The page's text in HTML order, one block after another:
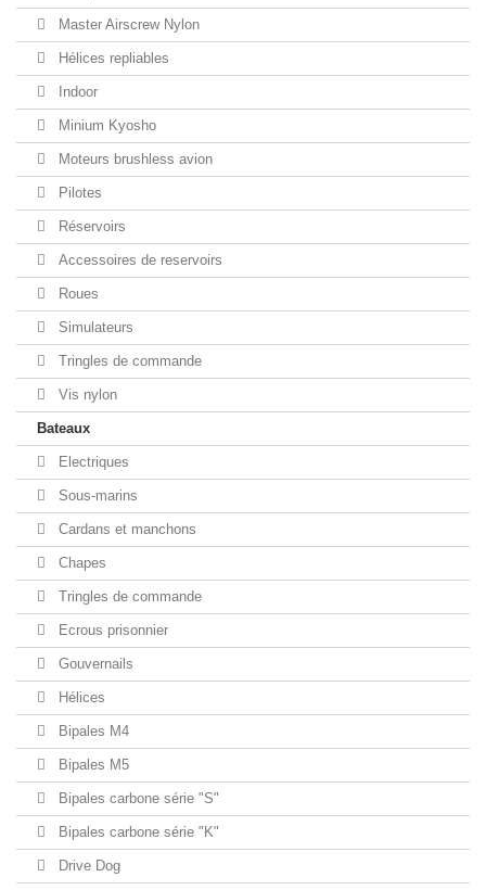
Master Airscrew Nylon
Hélices repliables
Indoor
Minium Kyosho
Moteurs brushless avion
Pilotes
Réservoirs
Accessoires de reservoirs
Roues
Simulateurs
Tringles de commande
Vis nylon
Bateaux
Electriques
Sous-marins
Cardans et manchons
Chapes
Tringles de commande
Ecrous prisonnier
Gouvernails
Hélices
Bipales M4
Bipales M5
Bipales carbone série "S"
Bipales carbone série "K"
Drive Dog